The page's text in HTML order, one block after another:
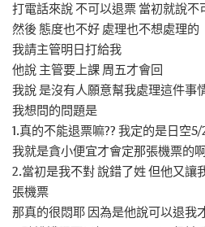
打電話來說 不可以退票 當初就說不
然後 態度也不好 處理也不想處理的
我請主管明日打給我
他說 主管要上課 周五才會回
我說 是沒有人願意幫我處理這件事
我想問的問題是
1.真的不能退票嘛?? 我定的是日空5/
我就是貪小便宜才會定那張機票的
2.當初是我不對 說錯了姓 但他又讓
張機票
那真的很悶耶 因為是他說可以退我